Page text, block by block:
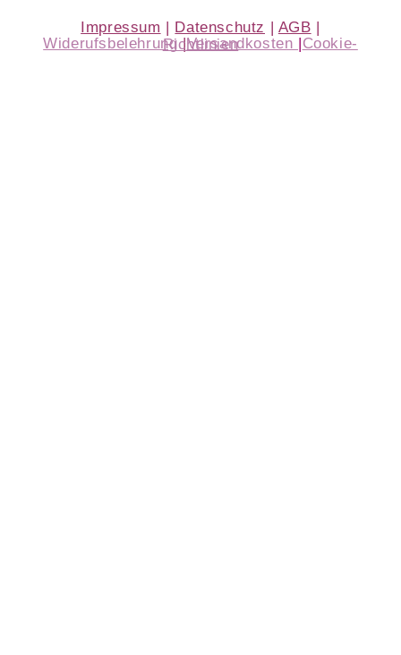
Impressum | Datenschutz | AGB |
Widerufsbelehrung|Versandkosten |
Cookie-Richtlinien